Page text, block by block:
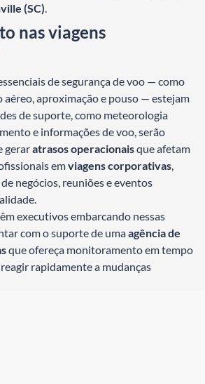
(SC)
nas viagens
de segurança de voo — como
aéreo, aproximação e pouso — estejam
de suporte, como meteorologia
e informações de voo, serão
geraratrasos operacionaisque afetam
emviagens corporativas
negócios, reuniões e eventos
executivos embarcando nessas
com o suporte de umaagência de
que ofereça monitoramento em tempo
rapidamente a mudanças